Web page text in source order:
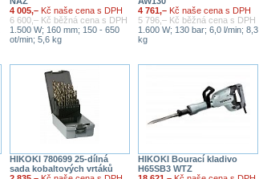
4 005,– Kč naše cena s DPH
6 600,– Kč běžná cena s DPH
1.500 W; 160 mm; 150 - 650
ot/min; 5,6 kg
4 761,– Kč naše cena s DPH
5 796,– Kč běžná cena s DPH
1.600 W; 130 bar; 6,0 l/min; 8,3
kg
HIKOKI 780699 25-dílná
sada kobaltových vrtáků
HIKOKI Bourací kladivo
H65SB3 WTZ